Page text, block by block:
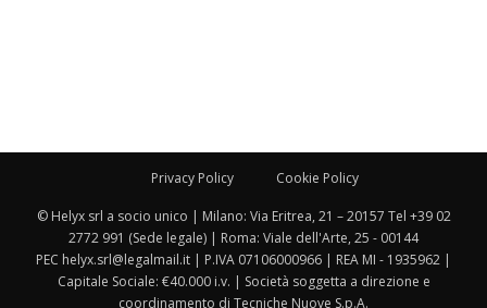
Privacy Policy Cookie Policy
© Helyx srl a socio unico | Milano: Via Eritrea, 21 – 20157 Tel +39 02
2772 991 (Sede legale) | Roma: Viale dell'Arte, 25 - 00144
PEC helyx.srl@legalmail.it | P.IVA 07106000966 | REA MI - 1935962 |
Capitale Sociale: €40.000 i.v. | Società soggetta a direzione e
coordinamento di Tecniche Nuove S.p.A.